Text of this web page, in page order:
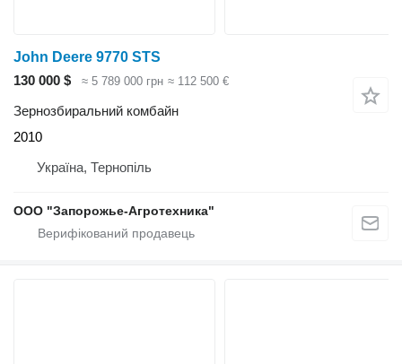
John Deere 9770 STS
130 000 $
≈ 5 789 000 грн ≈ 112 500 €
Зернозбиральний комбайн
2010
Україна, Тернопіль
ООО "Запорожье-Агротехника"